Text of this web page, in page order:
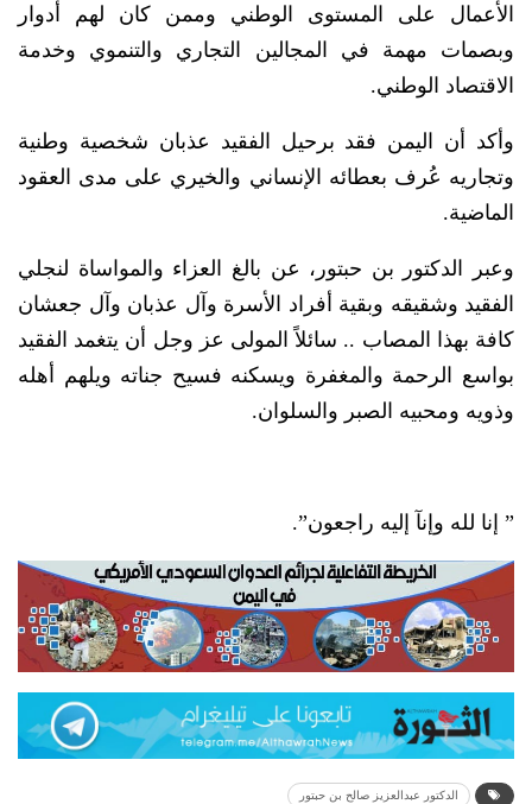
الأعمال على المستوى الوطني وممن كان لهم أدوار
وبصمات مهمة في المجالين التجاري والتنموي وخدمة
الاقتصاد الوطني.
وأكد أن اليمن فقد برحيل الفقيد عذبان شخصية وطنية
وتجاريه عُرف بعطائه الإنساني والخيري على مدى العقود
الماضية.
وعبر الدكتور بن حبتور، عن بالغ العزاء والمواساة لنجلي
الفقيد وشقيقه وبقية أفراد الأسرة وآل عذبان وآل جعشان
كافة بهذا المصاب .. سائلاً المولى عز وجل أن يتغمد الفقيد
بواسع الرحمة والمغفرة ويسكنه فسيح جناته ويلهم أهله
وذويه ومحبيه الصبر والسلوان.
” إنا لله وإنآ إليه راجعون”.
الدكتور عبدالعزيز صالح بن حبتور